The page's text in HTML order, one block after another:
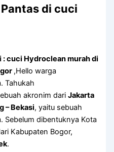
di cuci
: cuci Hydroclean murah di
,Hello warga
Tahukah
akronim dariJakarta
– Bekasi, yaitu sebuah
Sebelum dibentuknya Kota
Kabupaten Bogor,
.